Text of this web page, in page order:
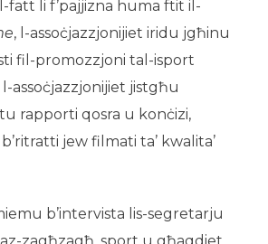
fatt li f’pajjizna huma ftit il-
, l-assoċjazzjonijiet iridu jgħinu
fil-promozzjoni tal-isport
assoċjazzjonijiet jistgħu
rapporti qosra u konċizi,
jew filmati ta’ kwalita’
b’intervista lis-segretarju